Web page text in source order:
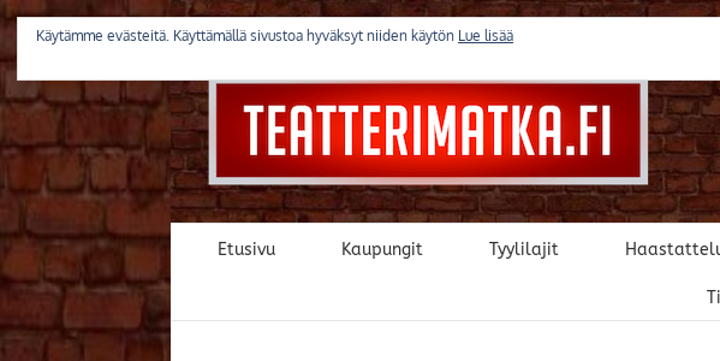
Skip
content
Etusivu Kaupungit Tyylilajit
Käytämme evästeitä. Käyttämällä sivustoa hyväksyt niiden käytön Lue lisää